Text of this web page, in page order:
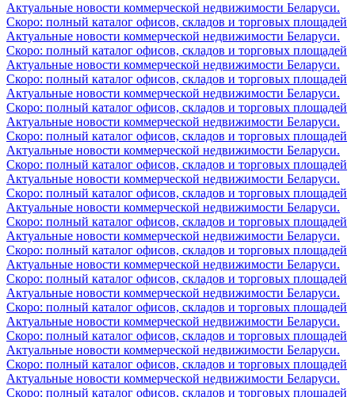
Актуальные новости коммерческой недвижимости Беларуси.
Скоро: полный каталог офисов, складов и торговых площадей
Актуальные новости коммерческой недвижимости Беларуси.
Скоро: полный каталог офисов, складов и торговых площадей
Актуальные новости коммерческой недвижимости Беларуси.
Скоро: полный каталог офисов, складов и торговых площадей
Актуальные новости коммерческой недвижимости Беларуси.
Скоро: полный каталог офисов, складов и торговых площадей
Актуальные новости коммерческой недвижимости Беларуси.
Скоро: полный каталог офисов, складов и торговых площадей
Актуальные новости коммерческой недвижимости Беларуси.
Скоро: полный каталог офисов, складов и торговых площадей
Актуальные новости коммерческой недвижимости Беларуси.
Скоро: полный каталог офисов, складов и торговых площадей
Актуальные новости коммерческой недвижимости Беларуси.
Скоро: полный каталог офисов, складов и торговых площадей
Актуальные новости коммерческой недвижимости Беларуси.
Скоро: полный каталог офисов, складов и торговых площадей
Актуальные новости коммерческой недвижимости Беларуси.
Скоро: полный каталог офисов, складов и торговых площадей
Актуальные новости коммерческой недвижимости Беларуси.
Скоро: полный каталог офисов, складов и торговых площадей
Актуальные новости коммерческой недвижимости Беларуси.
Скоро: полный каталог офисов, складов и торговых площадей
Актуальные новости коммерческой недвижимости Беларуси.
Скоро: полный каталог офисов, складов и торговых площадей
Актуальные новости коммерческой недвижимости Беларуси.
Скоро: полный каталог офисов, складов и торговых площадей